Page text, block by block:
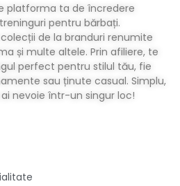
platforma ta de încredere
pentru bărbați.
de la branduri renumite
și multe altele. Prin afiliere, te
perfect pentru stilul tău, fie
sau ținute casual. Simplu,
nevoie într-un singur loc!